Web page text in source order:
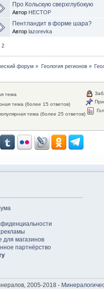
Про Кольскую сверхглубокую
Автор HECTOP
Пентландит в форме шара?
Авторlazorevka
2
форум » Геология регионов»
тема
тема (более 15 ответов)
тема (более 25 ответов)
для магазинов
партнёрство
2005-2018 -